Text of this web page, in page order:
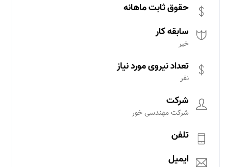
حقوق ثابت ماهانه
سابقه کار
خیر
تعداد نیروی مورد نیاز
نفر
شرکت
شرکت مهندسی خور
تلفن
ایمیل